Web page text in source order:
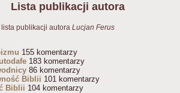
Lista publikacji autora
publikacji autora Lucjan Ferus
155 komentarzy
183 komentarzy
86 komentarzy
Biblii 101 komentarzy
Biblii 104 komentarzy